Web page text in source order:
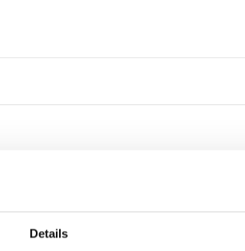
Details